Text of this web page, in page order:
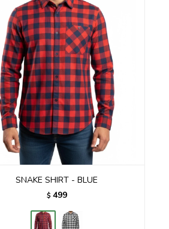
SNAKE SHIRT - BLUE
$ 499